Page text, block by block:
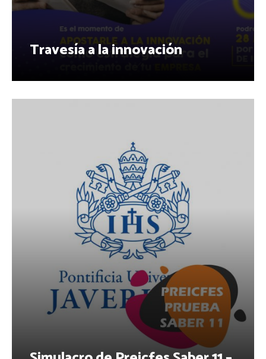
Travesía a la innovación